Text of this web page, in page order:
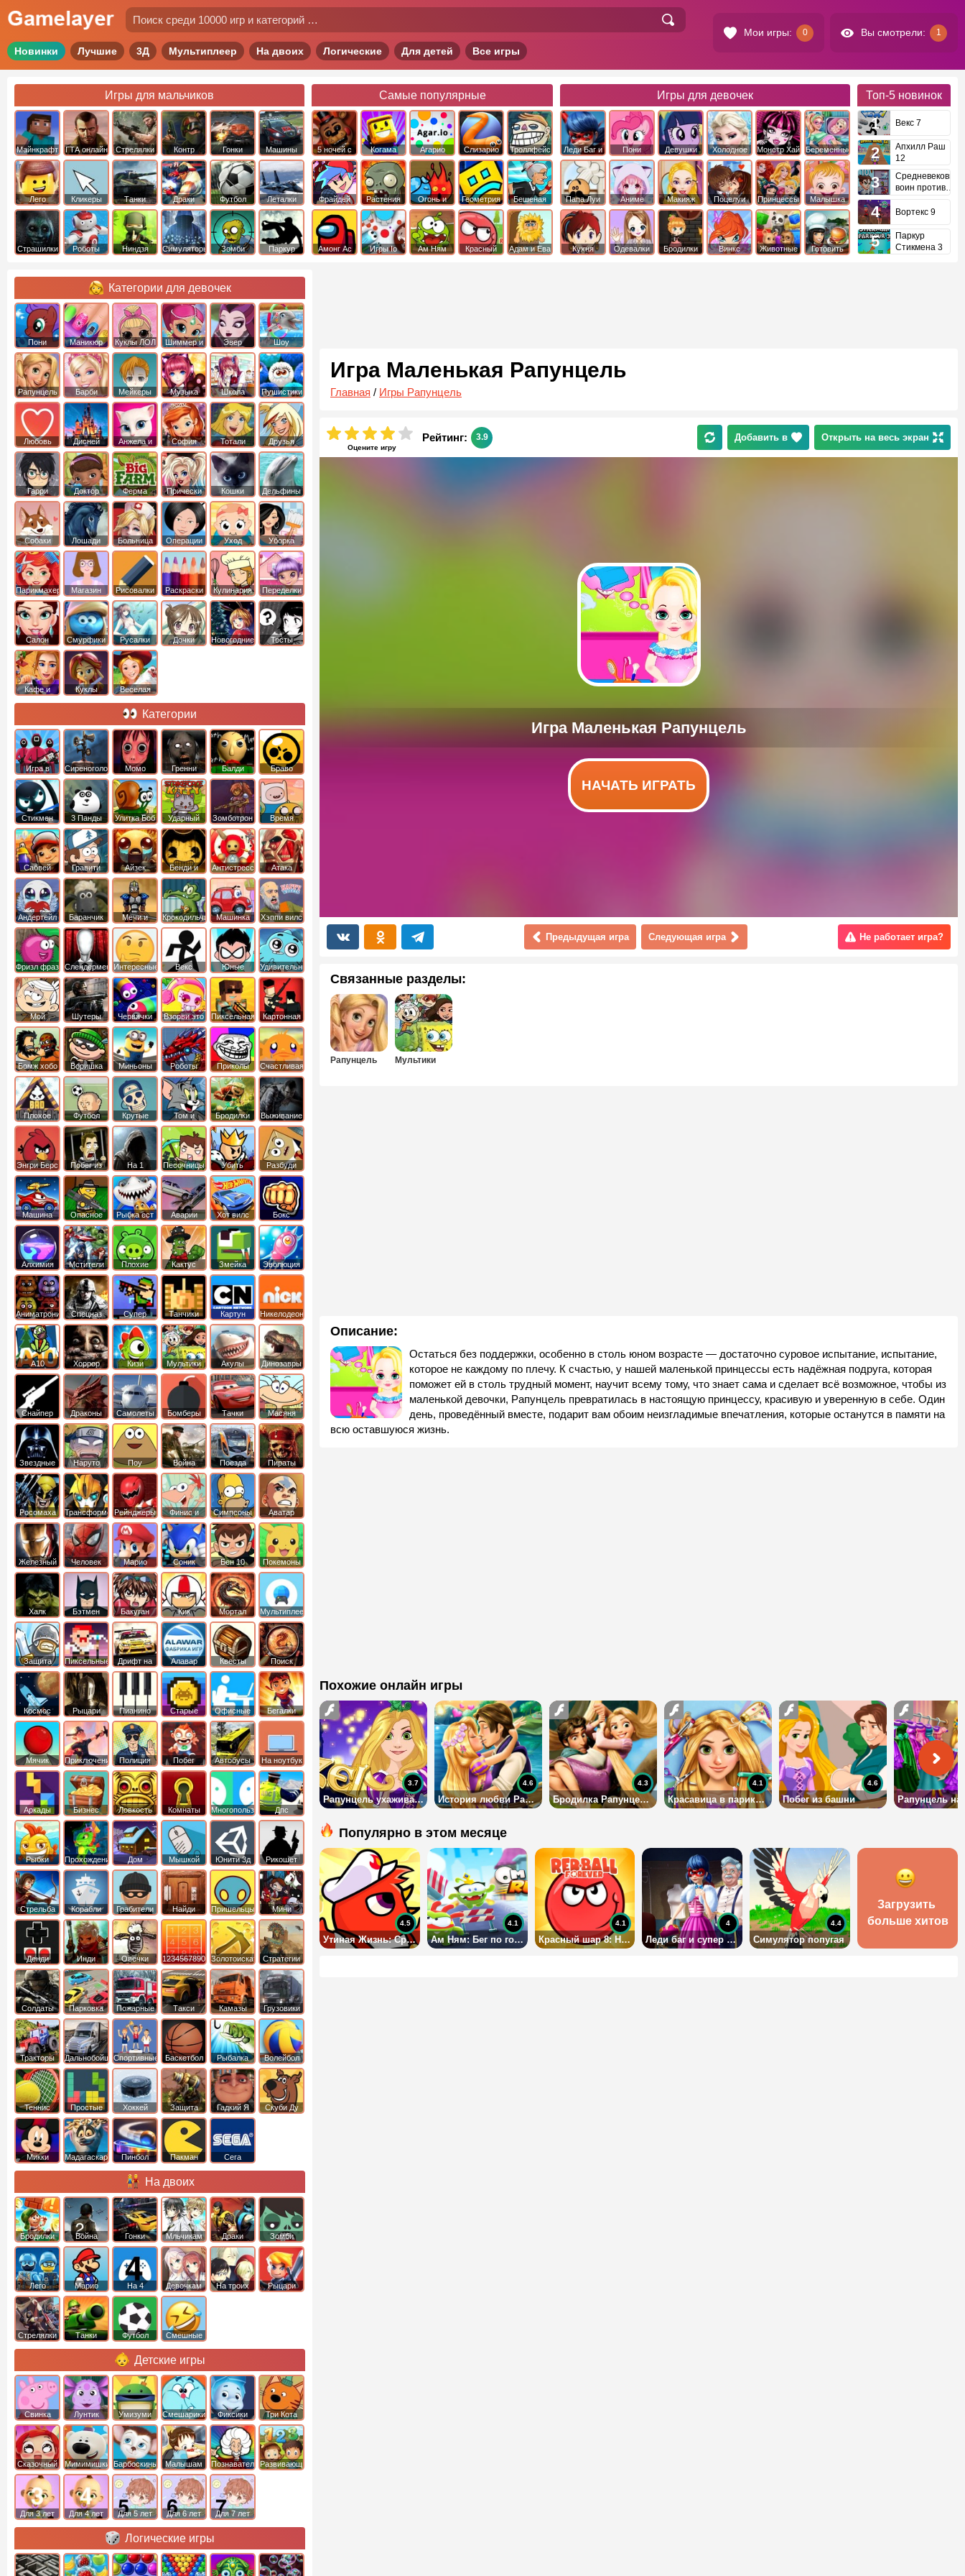
Мои игры: 0 Вы смотрели: 1
Новинки Лучшие 3Д Мультиплеер На двоих Логические Для детей Все игры
Игры для мальчиков
Майнкрафт ГТА онлайн Стрелялки
Контр
Страйк
Гонки Машины
Лего Кликеры Танки Драки Футбол Леталки
Страшилки Роботы Ниндзя Симуляторы Зомби Паркур
Самые популярные
5 ночей с
фредди
Когама Агарио Слизарио
Троллфейс
квест
Фрайдей
Найт
Фанкин
Растения
против
Зомби
Огонь и
Вода
Геометрия
Даш
Бешеная
бабка
сбежала из
психушки
Амонг Ас Игры Io Ам Ням
Красный
Адам и Ева
Игры для девочек
Леди Баг и
Супер Кот
Пони
Дружба это
Девушки
Эквестрии
Холодное
Сердце
Монстр Хай Беременные
Папа Луи Аниме Макияж Поцелуи
Принцессы
Диснея
Малышка
Хейзел
Кухня
Одевалки Бродилки Винкс Животные
Готовить
Топ-5 новинок
Векс 7
Апхилл Раш
12
Средневековый
воин против
Вортекс 9
Паркур
Стикмена 3
Игра Маленькая Рапунцель
Главная / Игры Рапунцель
Оцените игру
Рейтинг: 3.9 Добавить в Открыть на весь экран
НАЧАТЬ ИГРАТЬ
Предыдущая игра Следующая игра Не работает игра?
Связанные разделы:
Рапунцель Мультики
Описание:
Остаться без поддержки, особенно в столь юном возрасте — достаточно суровое испытание, испытание,
которое не каждому по плечу. К счастью, у нашей маленькой принцессы есть надёжная подруга, которая
поможет ей в столь трудный момент, научит всему тому, что знает сама и сделает всё возможное, чтобы из
маленькой девочки, Рапунцель превратилась в настоящую принцессу, красивую и уверенную в себе. Один
день, проведённый вместе, подарит вам обоим неизгладимые впечатления, которые останутся в памяти на
всю оставшуюся жизнь.
Похожие онлайн игры
Рапунцель ухаживает за волосами
3.7
История любви Рапунцель
4.6
Бродилка Рапунцель и Флинна
4.3
Красавица в парикмахерской
4.1
Побег из башни
4.6
Популярно в этом месяце
Утиная Жизнь: Сражения
4.5
Ам Ням: Бег по городу
4.1
Красный шар 8: Навсегда
4.1
Леди баг и супер кот: пестрый гардероб
4
Симулятор попугая
4.4
Загрузить
больше хитов
Категории для девочек
Пони
креатор
Маникюр Куклы ЛОЛ
Шиммер и
Шайн
Эвер
Афтер Хай
Шоу
дельфинов
Рапунцель Барби Мейкеры Музыка Школа Пушистики
Любовь Дисней
Анжела и
том
София
Прекрасная
Тотали
Спайс
Друзья
ангелов
Гарри
Поттер
Доктор
Плюшева
Ферма Прически Кошки Дельфины
Собаки Лошади Больница Операции Уход Уборка
Парикмахер Магазин Рисовалки Раскраски Кулинария Переделки
Салон Смурфики Русалки Дочки Новогодние Тесты
Кафе и
Куклы
Веселая
Категории
Игра в
Кальмара
Сиреноголовый Момо Гренни Балди
Браво
Старс
Стикмен 3 Панды Улитка Боб
Ударный
отряд котят
Зомботрон
Время
Приключений
Сабвей
Серф
Гравити
Фолз
Айзек
Бенди и
Чернильная
машина
Антистресс
Атака
Титанов
Андертейл
Баранчик
Шон
Мечи и
Сандали
Крокодильчик
Свомпи
Машинка
Вилли
Хэппи вилс
Фризл фраз Слендермен Интересные Векс
Юные
титаны
вперед
Удивительный
мир
Гамбола
Мой
шумный
дом
Шутеры Червячки Взорви это
Пиксельная
война
Картонная
башка
Бомж хобо
Воришка
боб
Миньоны
Роботы
динозавры
Приколы
Счастливая
обезьянка
Плохое
мороженое
Футбол
головами
Крутые
Том и
джерри
Бродилки
Приключения
Выживание
Энгри Берс
Побег из
тюрьмы
На 1 Песочницы
Убить
короля
Разбуди
коробку
Машина
ест
машину
Опасное
оружие
Рыбка ест
рыбку
Аварии
машин
Хот вилс Бокс
Алхимия Мстители
Плохие
свинки
Кактус
маккой
Змейка Эволюция
Аниматроники Спецназ
Супер
бойцы
Танчики
Картун
нетворк
Никелодеон
А10 Хоррор Кизи Мультики Акулы Динозавры
Снайпер Драконы Самолеты Бомберы Тачки Масяня
Звездные
войны
Наруто Поу Война Поезда
Пираты
Карибского
Моря
Росомаха ТрансформерыРейнджеры
Самураи
Финис и
Ферб
Симпсоны
Аватар
легенда об
Аанге
Железный
человек
Человек
Паук
Марио Соник Бен 10 Покемоны
Халк Бэтмен Бакуган
Кик
Бутовский
Мортал
комбат
Мультиплеер
Защита
королевства
Пиксельные
Дрифт на
машинах
Алавар Квесты
Поиск
предметов
Космос Рыцари Пианино Старые Офисные Бегалки
Мячик Приключения Полиция Побег Автобусы На ноутбук
Аркады
Бизнес
симуляторы
Ловкость Комнаты Многопользовательские
Дпс
Рыбки Прохождение Дом Мышкой Юнити 3д Рикошет
Cтрельба
из лука
Корабли Грабители
Найди
выход
Пришельцы Мини
Денди Инди
Овечки
идут домой
1234567890 ЗолотоискательСтратегии
Солдаты
Парковка
машин
Пожарные
машины
Такси Камазы Грузовики
Тракторы ДальнобойщикиСпортивные Баскетбол Рыбалка Волейбол
Теннис Простые Хоккей
Защита
башни
Гадкий Я Скуби Ду
Микки
Мадагаскар Пинбол Пакман Сега
На двоих
Бродилки Война Гонки Мльчикам Драки Зомби
Лего Марио На 4 Девочкам На троих Рыцари
Стрелялки Танки Футбол Смешные
Детские игры
Свинка
Пеппа
Лунтик Умизуми Смешарики Фиксики Три Кота
Сказочный
патруль
Мимимишки Барбоскины Малышам ПознавательныеРазвивающие
Для 3 лет Для 4 лет Для 5 лет Для 6 лет Для 7 лет
Логические игры